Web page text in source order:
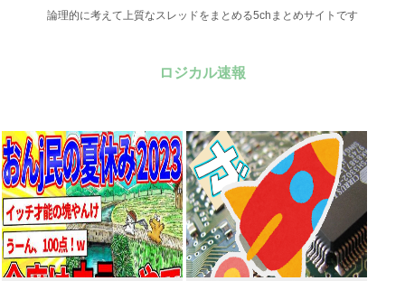
論理的に考えて上質なスレッドをまとめる5chまとめサイトです
ロジカル速報